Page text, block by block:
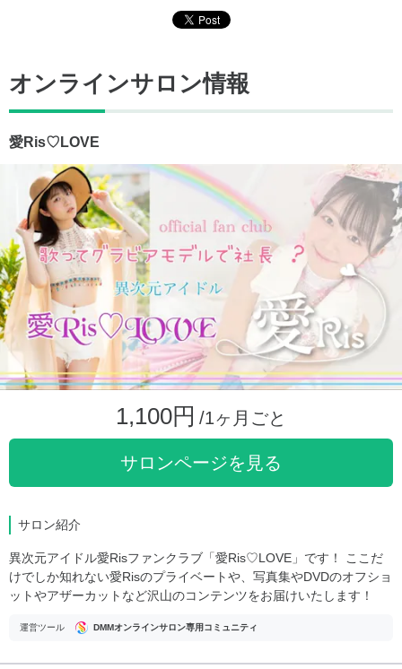
オンラインサロン情報
愛Ris♡LOVE
1,100円 /1ヶ月ごと
サロンページを見る
サロン紹介
異次元アイドル愛Risファンクラブ「愛Ris♡LOVE」です！ ここだ
けでしか知れない愛Risのプライベートや、写真集やDVDのオフショ
ットやアザーカットなど沢山のコンテンツをお届けいたします！
運営ツール DMMオンラインサロン専用コミュニティ